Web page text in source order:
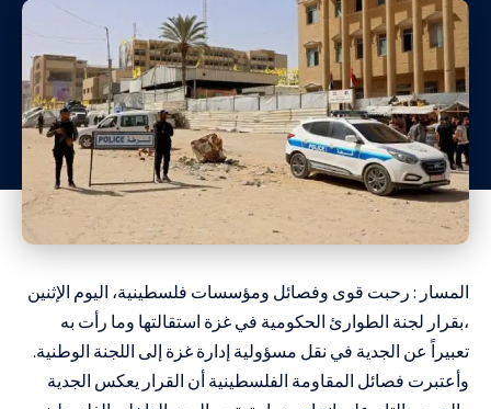
المسار : رحبت قوى وفصائل ومؤسسات فلسطينية، اليوم الإثنين
،بقرار لجنة الطوارئ الحكومية في غزة استقالتها وما رأت به
تعبيراً عن الجدية في نقل مسؤولية إدارة غزة إلى اللجنة الوطنية.
وأعتبرت فصائل المقاومة الفلسطينية أن القرار يعكس الجدية